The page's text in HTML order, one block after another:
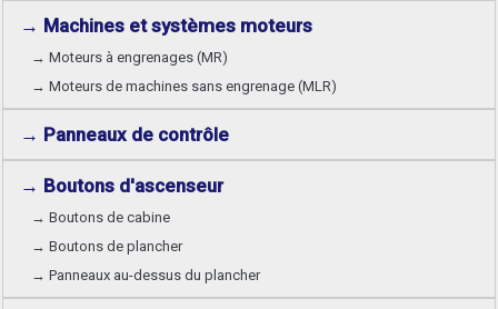
→ Machines et systèmes moteurs
→ Moteurs à engrenages (MR)
→ Moteurs de machines sans engrenage (MLR)
→ Panneaux de contrôle
→ Boutons d'ascenseur
→ Boutons de cabine
→ Boutons de plancher
→ Panneaux au-dessus du plancher